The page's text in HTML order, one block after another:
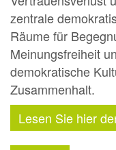
zentrale
Räume für
Meinungsfreiheit
demokratische
Zusammenhalt.
Lesen Sie hier